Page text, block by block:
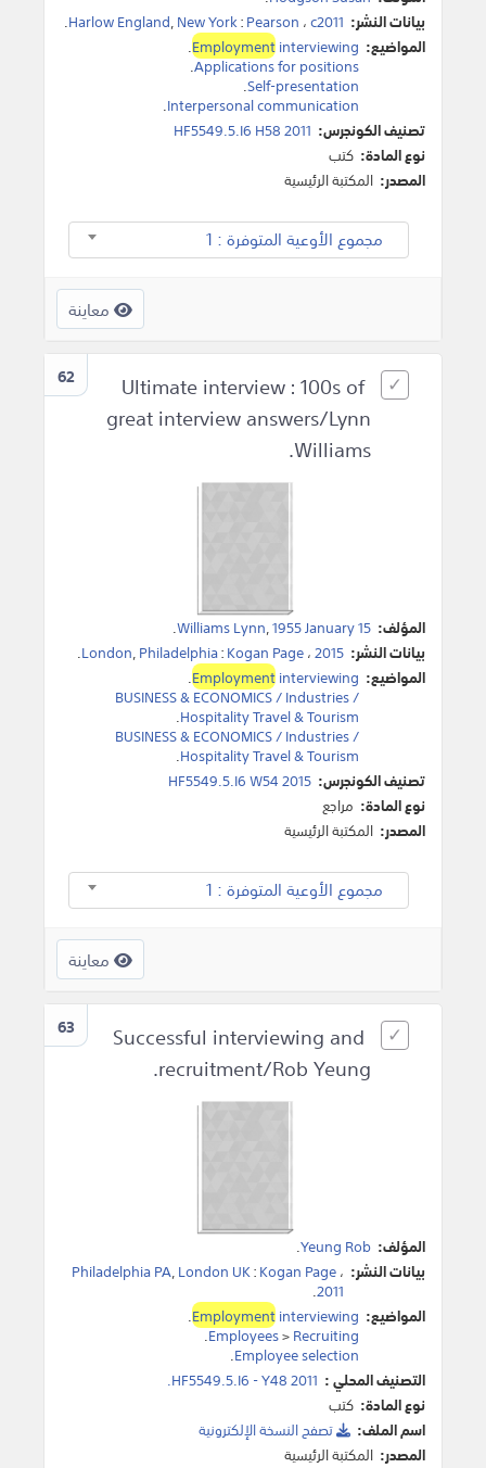
بيانات النشر:
Harlow England,New York:Pearson ،c2011
.
المواضيع:
Employmentinterviewing
.
Applications for positions
.
Self-presentation
.
Interpersonal communication
.
تصنيف الكونجرس: HF5549.5.I6 H58 2011
نوع المادة: كتب
المصدر: المكتبة الرئيسية
مجموع الأوعية المتوفرة : 1
معاينة
62
Ultimate interview : 100s of
great interview answers/Lynn
Williams.
المؤلف: Williams Lynn,1955 January 15
.
بيانات النشر:
London,Philadelphia:Kogan Page،2015
.
المواضيع:
Employmentinterviewing
.
BUSINESS & ECONOMICS / Industries /
Hospitality Travel & Tourism
.
BUSINESS & ECONOMICS / Industries /
Hospitality Travel & Tourism
.
تصنيف الكونجرس: HF5549.5.I6 W54 2015
نوع المادة: مراجع
المصدر: المكتبة الرئيسية
مجموع الأوعية المتوفرة : 1
معاينة
63
Successful interviewing and
recruitment/Rob Yeung.
المؤلف: Yeung Rob
.
بيانات النشر:
Philadelphia PA,London UK:Kogan Page،
2011
.
المواضيع:
Employmentinterviewing
.
Employees>Recruiting
.
Employee selection
.
التصنيف المحلي : HF5549.5.I6 - Y48 2011.
نوع المادة: كتب
اسم الملف:
تصفح النسخة اﻹلكترونية
المصدر: المكتبة الرئيسية